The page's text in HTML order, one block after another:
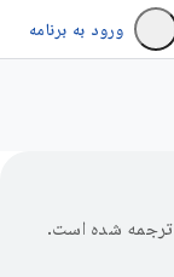
ورود به برنامه
ترجمه شده است.